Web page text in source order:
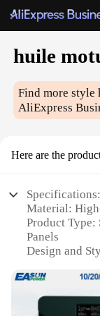
huile
Find more style
AliExpress
Here are the
Specifications:
Material:
Product
Panels
Design and
performance
Typical
commercial